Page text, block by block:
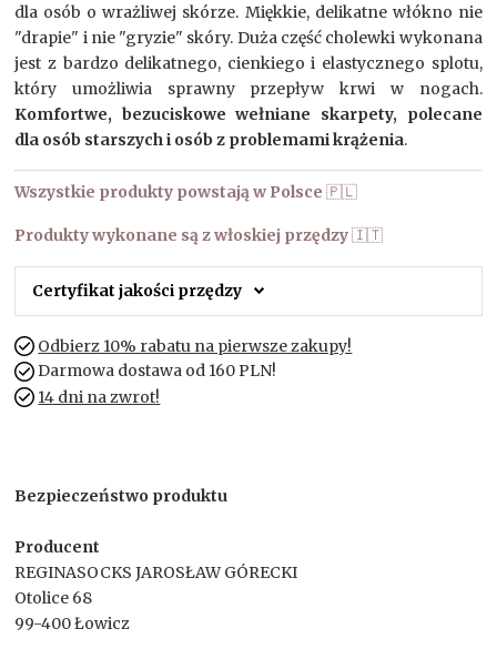
dla osób o wrażliwej skórze. Miękkie, delikatne włókno nie
"drapie" i nie "gryzie" skóry. Duża część cholewki wykonana
jest z bardzo delikatnego, cienkiego i elastycznego splotu,
który umożliwia sprawny przepływ krwi w nogach.
Komfortwe, bezuciskowe wełniane skarpety, polecane
dla osób starszych i osób z problemami krążenia.
Wszystkie produkty powstają w Polsce 🇵🇱
Produkty wykonane są z włoskiej przędzy🇮🇹
Certyfikat jakości przędzy
Odbierz 10% rabatu na pierwsze zakupy!
Darmowa dostawa od 160 PLN!
14 dni na zwrot!
Bezpieczeństwo produktu
Producent
REGINASOCKS JAROSŁAW GÓRECKI
Otolice 68
99-400 Łowicz